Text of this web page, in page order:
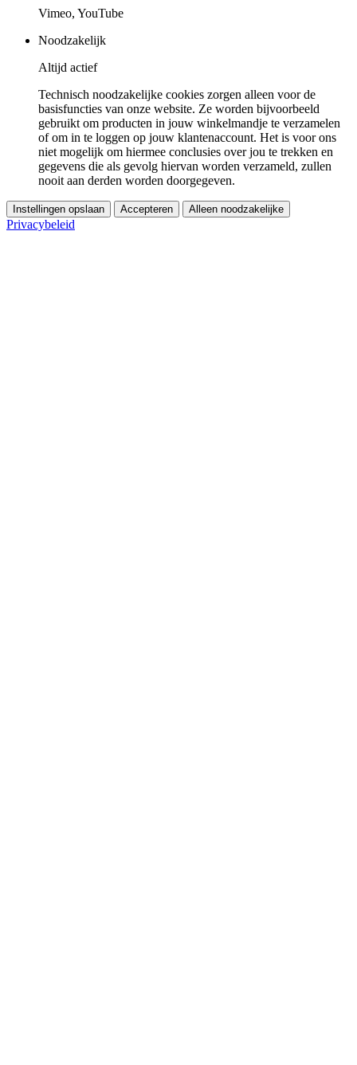
Vimeo, YouTube
Noodzakelijk
Altijd actief
Technisch noodzakelijke cookies zorgen alleen voor de
basisfuncties van onze website. Ze worden bijvoorbeeld
gebruikt om producten in jouw winkelmandje te verzamelen
of om in te loggen op jouw klantenaccount. Het is voor ons
niet mogelijk om hiermee conclusies over jou te trekken en
gegevens die als gevolg hiervan worden verzameld, zullen
nooit aan derden worden doorgegeven.
Instellingen opslaan Accepteren Alleen noodzakelijke
Privacybeleid